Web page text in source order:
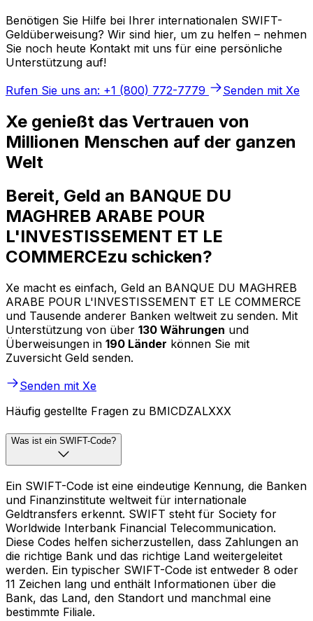
Benötigen Sie Hilfe bei Ihrer internationalen SWIFT-
Geldüberweisung? Wir sind hier, um zu helfen – nehmen
Sie noch heute Kontakt mit uns für eine persönliche
Unterstützung auf!
Rufen Sie uns an: +1 (800) 772-7779
Senden mit Xe
Xe genießt das Vertrauen von
Millionen Menschen auf der ganzen
Welt
Bereit, Geld an BANQUE DU
MAGHREB ARABE POUR
L'INVESTISSEMENT ET LE
COMMERCEzu schicken?
Xe macht es einfach, Geld an BANQUE DU MAGHREB
ARABE POUR L'INVESTISSEMENT ET LE COMMERCE
und Tausende anderer Banken weltweit zu senden. Mit
Unterstützung von über 130 Währungen und
Überweisungen in 190 Länder können Sie mit
Zuversicht Geld senden.
Senden mit Xe
Häufig gestellte Fragen zu BMICDZALXXX
Was ist ein SWIFT-Code?
Ein SWIFT-Code ist eine eindeutige Kennung, die Banken
und Finanzinstitute weltweit für internationale
Geldtransfers erkennt. SWIFT steht für Society for
Worldwide Interbank Financial Telecommunication.
Diese Codes helfen sicherzustellen, dass Zahlungen an
die richtige Bank und das richtige Land weitergeleitet
werden. Ein typischer SWIFT-Code ist entweder 8 oder
11 Zeichen lang und enthält Informationen über die
Bank, das Land, den Standort und manchmal eine
bestimmte Filiale.